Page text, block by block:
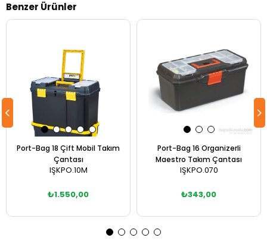
Benzer Ürünler
Port-Bag 18 Çift Mobil Takım
Çantası
IŞKPO.10M
₺1.550,00
Port-Bag 16 Organizerli
Maestro Takım Çantası
IŞKPO.070
₺343,00